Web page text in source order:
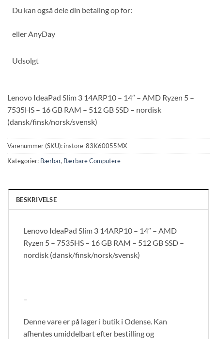
var:
Du kan også dele din betaling op for:
ellerAnyDay
Udsolgt
Lenovo IdeaPad Slim 3 14ARP10 – 14″ – AMD Ryzen 5 –
7535HS – 16 GB RAM – 512 GB SSD – nordisk
(dansk/finsk/norsk/svensk)
Varenummer (SKU): instore-83K60055MX
Kategorier: Bærbar, Bærbare Computere
BESKRIVELSE
Lenovo IdeaPad Slim 3 14ARP10 – 14″ – AMD
Ryzen 5 – 7535HS – 16 GB RAM – 512 GB SSD –
nordisk (dansk/finsk/norsk/svensk)
–
Denne vare er på lager i butik i Odense. Kan
afhentes umiddelbart efter bestilling og